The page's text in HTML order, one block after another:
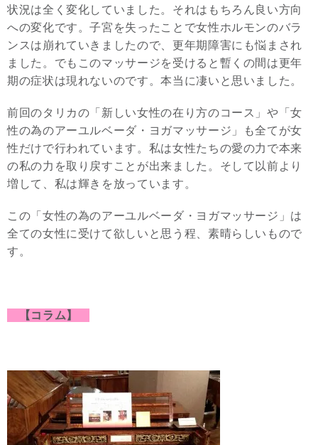
状況は全く変化していました。それはもちろん良い方向
への変化です。子宮を失ったことで女性ホルモンのバラ
ンスは崩れていきましたので、更年期障害にも悩まされ
ました。でもこのマッサージを受けると暫くの間は更年
期の症状は現れないのです。本当に凄いと思いました。
前回のタリカの「新しい女性の在り方のコース」や「女
性の為のアーユルベーダ・ヨガマッサージ」も全てが女
性だけで行われています。私は女性たちの愛の力で本来
の私の力を取り戻すことが出来ました。そして以前より
増して、私は輝きを放っています。
この「女性の為のアーユルベーダ・ヨガマッサージ」は
全ての女性に受けて欲しいと思う程、素晴らしいもので
す。
【コラム】